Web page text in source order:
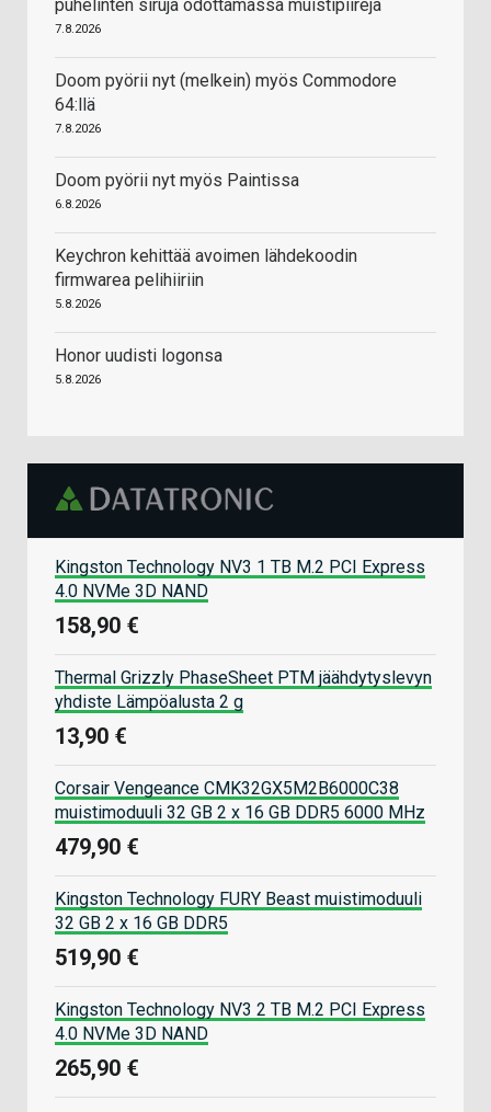
puhelinten siruja odottamassa muistipiirejä
7.8.2026
Doom pyörii nyt (melkein) myös Commodore
64:llä
7.8.2026
Doom pyörii nyt myös Paintissa
6.8.2026
Keychron kehittää avoimen lähdekoodin
firmwarea pelihiiriin
5.8.2026
Honor uudisti logonsa
5.8.2026
Kingston Technology NV3 1 TB M.2 PCI Express
4.0 NVMe 3D NAND
158,90 €
Thermal Grizzly PhaseSheet PTM jäähdytyslevyn
yhdiste Lämpöalusta 2 g
13,90 €
Corsair Vengeance CMK32GX5M2B6000C38
muistimoduuli 32 GB 2 x 16 GB DDR5 6000 MHz
479,90 €
Kingston Technology FURY Beast muistimoduuli
32 GB 2 x 16 GB DDR5
519,90 €
Kingston Technology NV3 2 TB M.2 PCI Express
4.0 NVMe 3D NAND
265,90 €